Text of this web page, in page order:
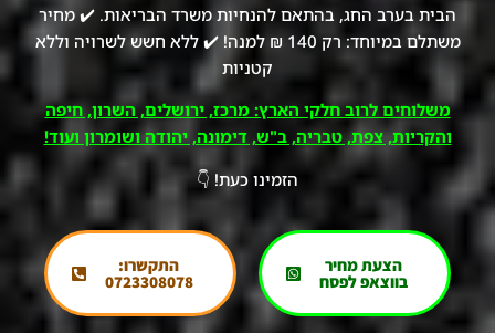
הבית בערב החג, בהתאם להנחיות משרד הבריאות. ✔️ מחיר
משתלם במיוחד: רק 140 ₪ למנה! ✔️ ללא חשש לשרויה וללא
קטניות
משלוחים לרוב חלקי הארץ: מרכז, ירושלים, השרון, חיפה
והקריות, צפת, טבריה, ב"ש, דימונה, יהודה ושומרון ועוד!
הזמינו כעת! 👇
הצעת מחיר
בווצאפ לפסח
התקשרו:
0723308078